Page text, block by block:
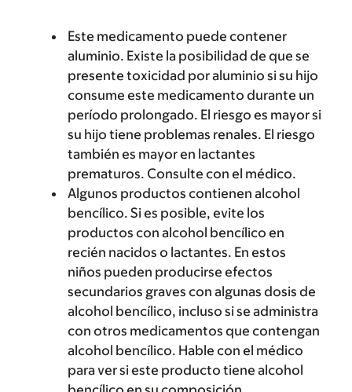
Este medicamento puede contener
aluminio. Existe la posibilidad de que se
presente toxicidad por aluminio si su hijo
consume este medicamento durante un
período prolongado. El riesgo es mayor si
su hijo tiene problemas renales. El riesgo
también es mayor en lactantes
prematuros. Consulte con el médico.
Algunos productos contienen alcohol
bencílico. Si es posible, evite los
productos con alcohol bencílico en
recién nacidos o lactantes. En estos
niños pueden producirse efectos
secundarios graves con algunas dosis de
alcohol bencílico, incluso si se administra
con otros medicamentos que contengan
alcohol bencílico. Hable con el médico
para ver si este producto tiene alcohol